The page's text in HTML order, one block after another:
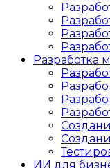
Разработка
ИИ для